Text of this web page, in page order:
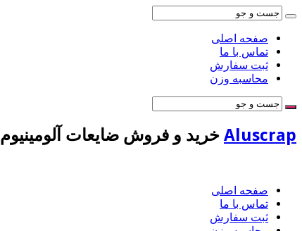
صفحه اصلی
تماس با ما
ثبت سفارش
محاسبه وزن
Aluscrap خرید و فروش ضایعات آلومینیوم
صفحه اصلی
تماس با ما
ثبت سفارش